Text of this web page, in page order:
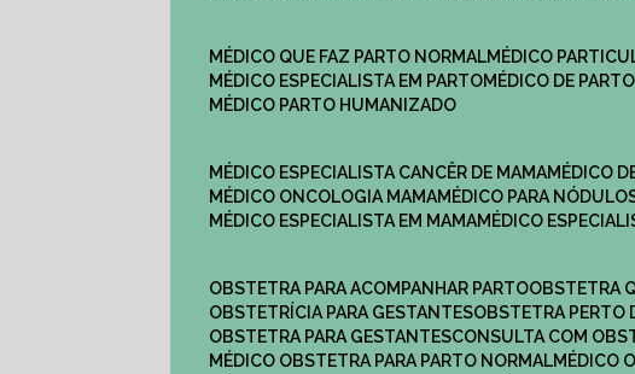
MÉDICO QUE FAZ PARTO NORMAL
MÉDICO
MÉDICO ESPECIALISTA EM PARTO
MÉDICO DE
MÉDICO PARTO HUMANIZADO
MÉDICO ESPECIALISTA CANCÊR DE MAMA
MÉDICO
MÉDICO ONCOLOGIA MAMA
MÉDICO PARA
MÉDICO ESPECIALISTA EM MAMA
MÉDICO
OBSTETRA PARA ACOMPANHAR PARTO
OBSTETRÍCIA PARA GESTANTES
OBSTETRA PERTO
OBSTETRA PARA GESTANTES
CONSULTA COM
MÉDICO OBSTETRA PARA PARTO NORMAL